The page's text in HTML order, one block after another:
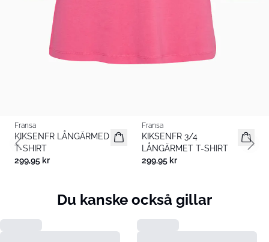
Fransa
KIKSENFR LÅNGÄRMED
T-SHIRT
299,95 kr
Basic
Fransa
KIKSENFR 3/4
LÅNGÄRMET T-SHIRT
299,95 kr
Previous slide
Du kanske också gillar